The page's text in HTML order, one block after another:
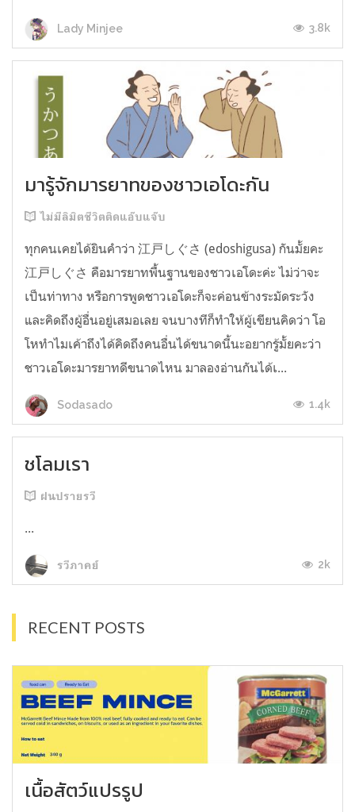
Lady Minjee 3.8k
มารู้จักมารยาทของชาวเอโดะกัน
ไม่มีลิมิตชีวิตติดแอ๊บแจ๊บ
ทุกคนเคยได้ยินคำว่า 江戸しぐさ (edoshigusa) กันมั้ยคะ
江戸しぐさ คือมารยาทพื้นฐานของชาวเอโดะค่ะ ไม่ว่าจะ
เป็นท่าทาง หรือการพูดชาวเอโดะก็จะค่อนข้างระมัดระวัง
และคิดถึงผู้อื่นอยู่เสมอเลย จนบางทีก็ทำให้ผู้เขียนคิดว่า โอ
โหทำไมเค้าถึงได้คิดถึงคนอื่นได้ขนาดนี้นะอยากรู้มั้ยคะว่า
ชาวเอโดะมารยาทดีขนาดไหน มาลองอ่านกันได้เ...
Sodasado 1.4k
ชโลมเรา
ฝนปรายรวี
...
รวีภาคย์ 2k
RECENT POSTS
เนื้อสัตว์แปรรูป